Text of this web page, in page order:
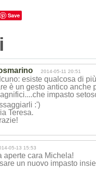
Save
2014-05-11 20:51
esiste qualcosa di
è un gesto antico anche
e impasto
:')
Teresa.
05-13 15:53
aperte cara Michela!
un nuovo impasto